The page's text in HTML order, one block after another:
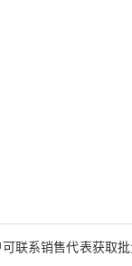
联系销售代表获取